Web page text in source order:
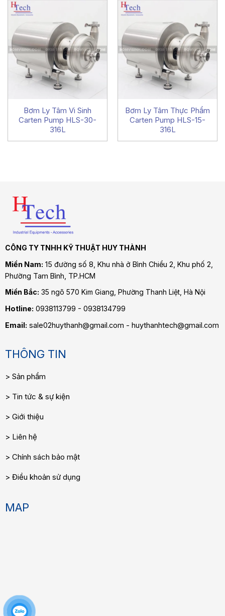
Bơm Ly Tâm Vi Sinh
Carten Pump HLS-30-
316L
Bơm Ly Tâm Thực Phẩm
Carten Pump HLS-15-
316L
CÔNG TY TNHH KỸ THUẬT HUY THÀNH
Miền Nam: 15 đường số 8, Khu nhà ở Bình Chiểu 2, Khu phố 2,
Phường Tam Bình , TP.HCM
Miền Bắc: 35 ngõ 570 Kim Giang, Phường Thanh Liệt, Hà Nội
Hotline: 0938113799 - 0938134799
Email: sale02huythanh@gmail.com - huythanhtech@gmail.com
THÔNG TIN
Sản phẩm
Tin tức & sự kiện
Giới thiệu
Liên hệ
Chính sách bảo mật
Điều khoản sử dụng
MAP